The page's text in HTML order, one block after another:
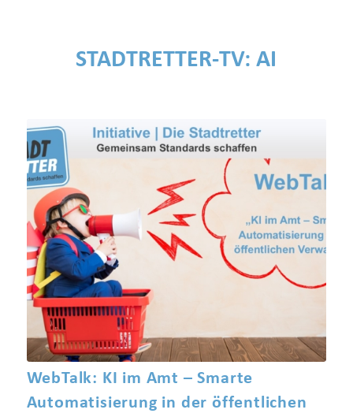
STADTRETTER-TV:AI
WebTalk: KI im Amt – Smarte
Automatisierung in der öffentlichen